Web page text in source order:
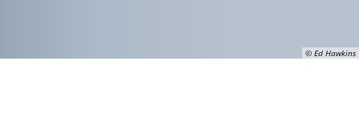
© Ed Hawkins